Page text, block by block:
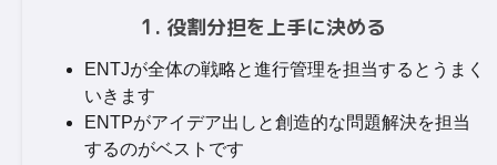
1. 役割分担を上手に決める
ENTJが全体の戦略と進行管理を担当するとうまく
いきます
ENTPがアイデア出しと創造的な問題解決を担当
するのがベストです